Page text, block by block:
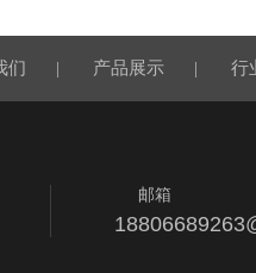
们 | 产品展示 | 行
邮箱